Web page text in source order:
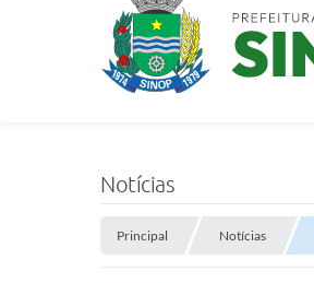
Notícias
Principal Notícias